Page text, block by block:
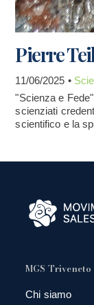
Pierre
11/06/2025 •
"Scienza e
scienziati
scientifico e la
MGS Triveneto
Chi siamo